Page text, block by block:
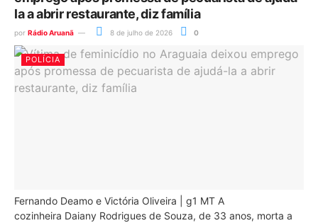
la a abrir restaurante, diz família
por Rádio Aruanã 8 de julho de 2026 0
POLÍCIA
Fernando Deamo e Victória Oliveira | g1 MT A
cozinheira Daiany Rodrigues de Souza, de 33 anos, morta a